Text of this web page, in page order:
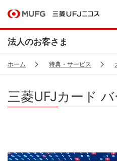
法人のお客さま
ホーム 特典・サービス
三菱UFJカード